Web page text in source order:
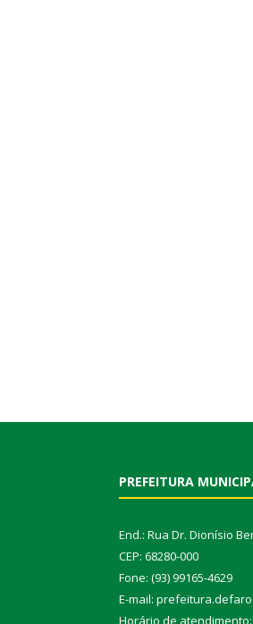
PREFEITURA
End.: Rua Dr. Dionísio
CEP: 68280-000
Fone: (93) 99165-4629
E-mail:
Horário de